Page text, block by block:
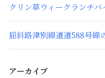
クリン草ウィークランチ
屈斜路津別線道道588号線
アーカイブ